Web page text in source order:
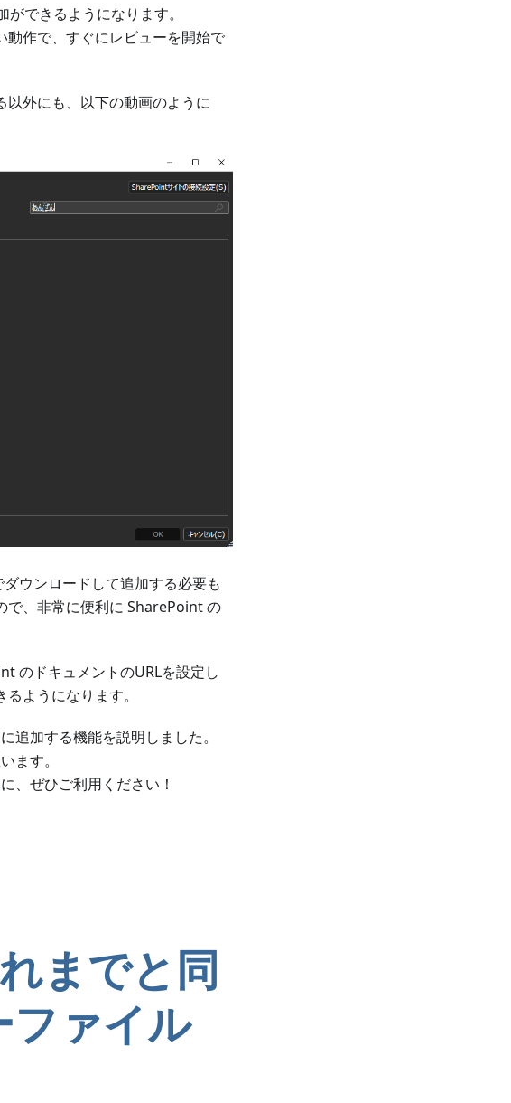
できるようになります。
動作で、すぐにレビューを開始で
外にも、以下の動画のように
ウンロードして追加する必要も
で、非常に便利に SharePoint の
のドキュメントのURLを設定し
ようになります。
追加する機能を説明しました。
ます。
、ぜひご利用ください！
までと同
ファイル